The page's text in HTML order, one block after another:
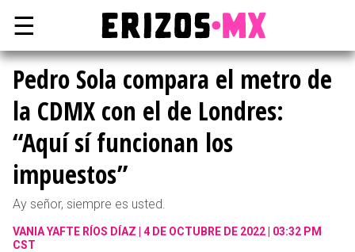
☰
Pedro Sola compara el metro de
la CDMX con el de Londres:
“Aquí sí funcionan los
impuestos”
Ay señor, siempre es usted.
VANIA YAFTE RÍOS DÍAZ
4 DE OCTUBRE DE 2022 | 03:32 PM
CST